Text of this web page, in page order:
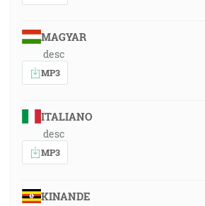
MAGYAR
desc
MP3
ITALIANO
desc
MP3
KINANDE